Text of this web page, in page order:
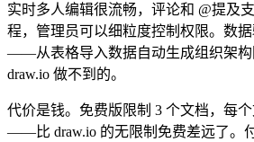
实时多人编辑很流畅，评论和 @提及
程，管理员可以细粒度控制权限。数
——从表格导入数据自动生成组织架构
draw.io 做不到的。
代价是钱。免费版限制 3 个文档，每
——比 draw.io 的无限制免费差远了。